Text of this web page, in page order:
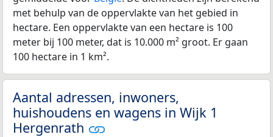
met behulp van de oppervlakte van het gebied in
hectare. Een oppervlakte van een hectare is 100
meter bij 100 meter, dat is 10.000 m² groot. Er gaan
100 hectare in 1 km².
Aantal adressen, inwoners,
huishoudens en wagens in Wijk 1
Hergenrath